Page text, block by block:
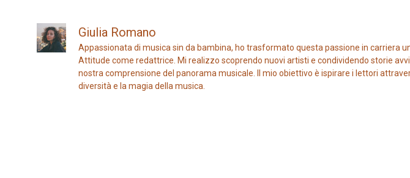
Giulia Romano
Appassionata di musica sin da bambina, ho trasformato questa passione in carriera
Attitude come redattrice. Mi realizzo scoprendo nuovi artisti e condividendo storie
nostra comprensione del panorama musicale. Il mio obiettivo è ispirare i lettori
diversità e la magia della musica.